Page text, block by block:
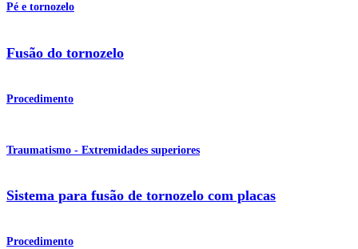
Pé e tornozelo
Fusão do tornozelo
Procedimento
Traumatismo - Extremidades superiores
Sistema para fusão de tornozelo com placas
Procedimento